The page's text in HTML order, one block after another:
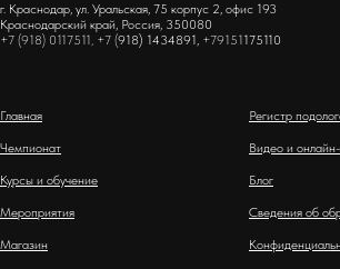
г. Краснодар, ул. Уральская, 75 корпус 2, офис 193
Краснодарский край, Россия, 350080
+7 (918) 0117511, +7 (918) 1434891, +79151175110
Главная
Чемпионат
Курсы и обучение
Мероприятия
Магазин
Регистр
Видео и
Блог
Сведения об